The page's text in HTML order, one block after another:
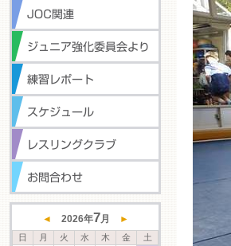
◄ 2026年7月 ►
日 月 火 水 木 金
土